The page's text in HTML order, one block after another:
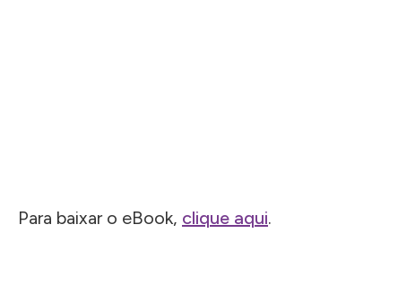
Para baixar o eBook, clique aqui.